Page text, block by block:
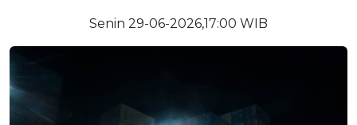
Senin 29-06-2026,17:00 WIB